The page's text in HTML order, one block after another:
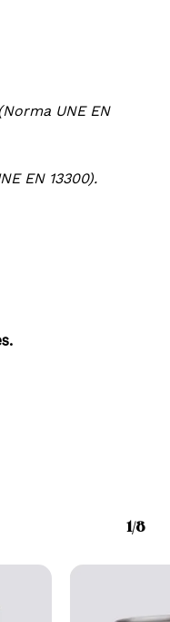
UNE EN
EN 13300).
1/8